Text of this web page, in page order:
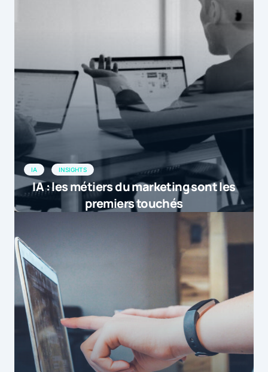
IA INSIGHTS
IA : les métiers du marketing sont les
premiers touchés